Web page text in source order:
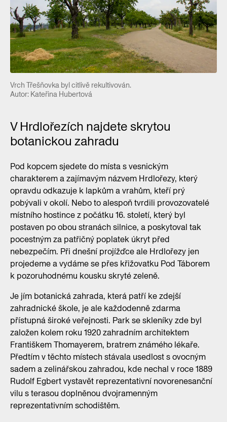
Vrch Třešňovka byl citlivě rekultivován.
Autor: Kateřina Hubertová
V Hrdlořezích najdete skrytou
botanickou zahradu
Pod kopcem sjedete do místa s vesnickým
charakterem a zajímavým názvem Hrdlořezy, který
opravdu odkazuje k lapkům a vrahům, kteří prý
pobývali v okolí. Nebo to alespoň tvrdili provozovatelé
místního hostince z počátku 16. století, který byl
postaven po obou stranách silnice, a poskytoval tak
pocestným za patřičný poplatek úkryt před
nebezpečím. Při dnešní projížďce ale Hrdlořezy jen
projedeme a vydáme se přes křižovatku Pod Táborem
k pozoruhodnému kousku skryté zeleně.
Je jím botanická zahrada, která patří ke zdejší
zahradnické škole, je ale každodenně zdarma
přístupná široké veřejnosti. Park se skleníky zde byl
založen kolem roku 1920 zahradním architektem
Františkem Thomayerem, bratrem známého lékaře.
Předtím v těchto místech stávala usedlost s ovocným
sadem a zelinářskou zahradou, kde nechal v roce 1889
Rudolf Egbert vystavět reprezentativní novorenesanční
vilu s terasou doplněnou dvojramenným
reprezentativním schodištěm.